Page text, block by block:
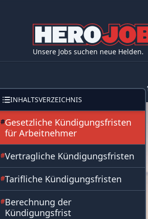
Unsere Jobs suchen neue Helden.
INHALTSVERZEICHNIS
#Gesetzliche Kündigungsfristen
für Arbeitnehmer
#Vertragliche Kündigungsfristen
#Tarifliche Kündigungsfristen
#Berechnung der
Kündigungsfrist